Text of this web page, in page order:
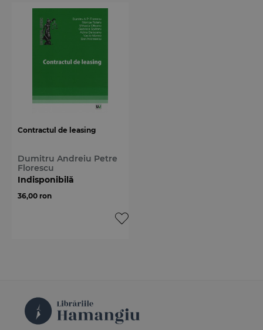
Contractul de leasing
Dumitru Andreiu Petre
Florescu
Indisponibilă
36,00 ron